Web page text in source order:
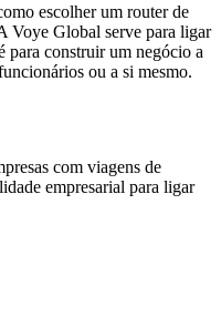
escolher um router de
Voye Global serve para ligar
para construir um negócio a
ou a si mesmo.
com viagens de
empresarial para ligar